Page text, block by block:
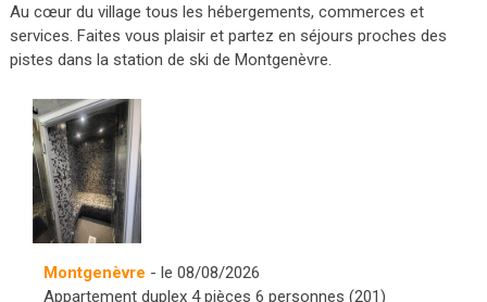
Au cœur du village tous les hébergements, commerces et
services. Faites vous plaisir et partez en séjours proches des
pistes dans la station de ski de Montgenèvre.
Montgenèvre - le 08/08/2026
Appartement duplex 4 pièces 6 personnes (201)